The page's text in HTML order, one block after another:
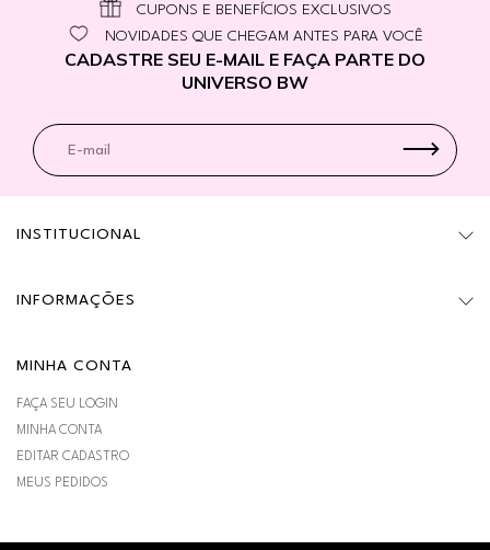
CUPONS E BENEFÍCIOS EXCLUSIVOS
NOVIDADES QUE CHEGAM ANTES PARA VOCÊ
CADASTRE SEU E-MAIL E FAÇA PARTE DO
UNIVERSO BW
INSTITUCIONAL
INFORMAÇÕES
MINHA CONTA
FAÇA SEU LOGIN
MINHA CONTA
EDITAR CADASTRO
MEUS PEDIDOS